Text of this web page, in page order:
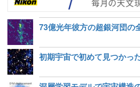
73億光年彼方の超銀河団の